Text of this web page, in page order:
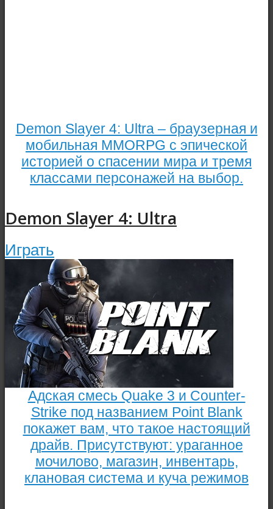
Demon Slayer 4: Ultra – браузерная и
мобильная MMORPG с эпической
историей о спасении мира и тремя
классами персонажей на выбор.
Demon Slayer 4: Ultra
Играть
Адская смесь Quake 3 и Counter-
Strike под названием Point Blank
покажет вам, что такое настоящий
драйв. Присутствуют: ураганное
мочилово, магазин, инвентарь,
клановая система и куча режимов